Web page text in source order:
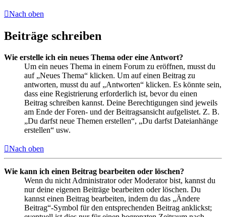
Nach oben
Beiträge schreiben
Wie erstelle ich ein neues Thema oder eine Antwort?
Um ein neues Thema in einem Forum zu eröffnen, musst du
auf „Neues Thema“ klicken. Um auf einen Beitrag zu
antworten, musst du auf „Antworten“ klicken. Es könnte sein,
dass eine Registrierung erforderlich ist, bevor du einen
Beitrag schreiben kannst. Deine Berechtigungen sind jeweils
am Ende der Foren- und der Beitragsansicht aufgelistet. Z. B.
„Du darfst neue Themen erstellen“, „Du darfst Dateianhänge
erstellen“ usw.
Nach oben
Wie kann ich einen Beitrag bearbeiten oder löschen?
Wenn du nicht Administrator oder Moderator bist, kannst du
nur deine eigenen Beiträge bearbeiten oder löschen. Du
kannst einen Beitrag bearbeiten, indem du das „Ändere
Beitrag“-Symbol für den entsprechenden Beitrag anklickst;